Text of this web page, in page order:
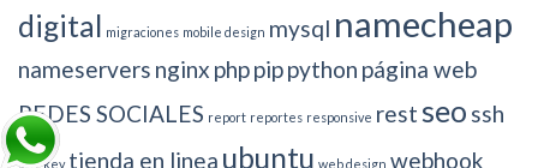
digital migraciones mobile design mysql namecheap
nameservers nginx phppippython página web
REDES SOCIALES report reportes responsive rest seo ssh
ssh-key tienda en linea ubuntu web design webhook